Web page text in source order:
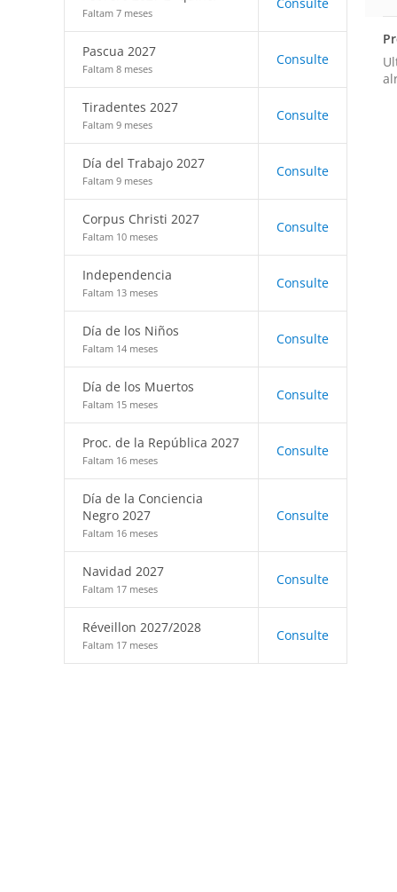
Faltam 7 meses
Pascua 2027
Faltam 8 meses
Consulte
Tiradentes 2027
Faltam 9 meses
Consulte
Día del Trabajo 2027
Faltam 9 meses
Consulte
Corpus Christi 2027
Faltam 10 meses
Consulte
Independencia
Faltam 13 meses
Consulte
Día de los Niños
Faltam 14 meses
Consulte
Día de los Muertos
Faltam 15 meses
Consulte
Proc. de la República 2027
Faltam 16 meses
Consulte
Día de la Conciencia
Negro 2027
Faltam 16 meses
Consulte
Navidad 2027
Faltam 17 meses
Consulte
Réveillon 2027/2028
Faltam 17 meses
Consulte